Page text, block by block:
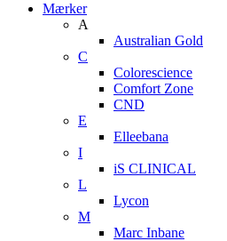
Mærker
A
Australian Gold
C
Colorescience
Comfort Zone
CND
E
Elleebana
I
iS CLINICAL
L
Lycon
M
Marc Inbane